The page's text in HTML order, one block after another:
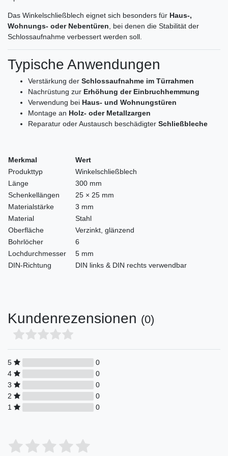
Das Winkelschließblech eignet sich besonders für Haus-,
Wohnungs- oder Nebentüren , bei denen die Stabilität der
Schlossaufnahme verbessert werden soll.
Typische Anwendungen
Verstärkung der Schlossaufnahme im Türrahmen
Nachrüstung zur Erhöhung der Einbruchhemmung
Verwendung bei Haus- und Wohnungstüren
Montage an Holz- oder Metallzargen
Reparatur oder Austausch beschädigter Schließbleche
Merkmal
Wert
Produkttyp
Winkelschließblech
Länge
300 mm
Schenkellängen
25 × 25 mm
Materialstärke
3 mm
Material
Stahl
Oberfläche
Verzinkt, glänzend
Bohrlöcher
6
Lochdurchmesser
5 mm
DIN-Richtung
DIN links & DIN rechts verwendbar
Kundenrezensionen (0)
5
0
4
0
3
0
2
0
1
0
Bewertungssterne
4
3
2
1